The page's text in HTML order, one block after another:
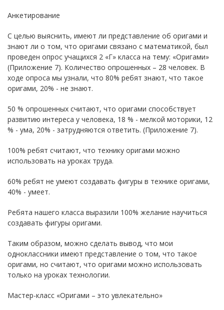
Анкетирование
С целью выяснить, имеют ли представление об оригами и
знают ли о том, что оригами связано с математикой, был
проведен опрос учащихся 2 «Г» класса на тему: «Оригами»
(Приложение 7). Количество опрошенных – 28 человек. В
ходе опроса мы узнали, что 80% ребят знают, что такое
оригами, 20% - не знают.
50 % опрошенных считают, что оригами способствует
развитию интереса у человека, 18 % - мелкой моторики, 12
% - ума, 20% - затрудняются ответить. (Приложение 7).
100% ребят считают, что технику оригами можно
использовать на уроках труда.
60% ребят не умеют создавать фигуры в технике оригами,
40% - умеет.
Ребята нашего класса выразили 100% желание научиться
создавать фигуры оригами.
Таким образом, можно сделать вывод, что мои
одноклассники имеют представление о том, что такое
оригами, но считают, что оригами можно использовать
только на уроках технологии.
Мастер-класс «Оригами – это увлекательно»